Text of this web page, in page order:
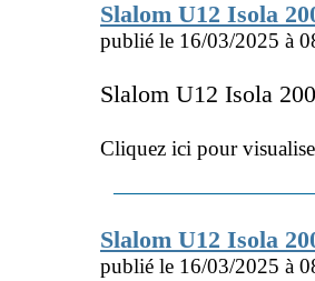
Slalom U12 Isola
publié le 16/03/2025 à
Slalom U12 Isola
Cliquez ici pour
Slalom U12 Isola
publié le 16/03/2025 à